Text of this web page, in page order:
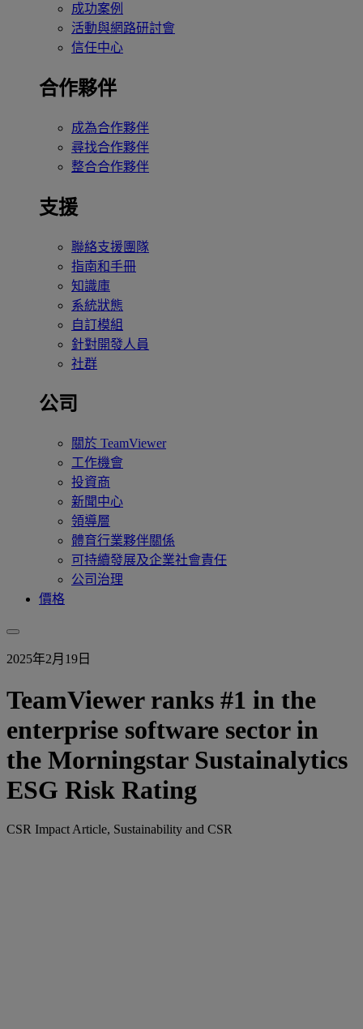
成功案例
活動與網路研討會
信任中心
合作夥伴
成為合作夥伴
尋找合作夥伴
整合合作夥伴
支援
聯絡支援團隊
指南和手冊
知識庫
系統狀態
自訂模組
針對開發人員
社群
公司
關於 TeamViewer
工作機會
投資商
新聞中心
領導層
體育行業夥伴關係
可持續發展及企業社會責任
公司治理
價格
2025年2月19日
TeamViewer ranks #1 in the
enterprise software sector in
the Morningstar Sustainalytics
ESG Risk Rating
CSR Impact Article, Sustainability and CSR